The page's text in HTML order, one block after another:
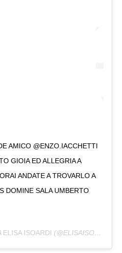
AMICO @ENZO.IACCHETTI
GIOIA ED ALLEGRIA A
ANDATE A TROVARLO A
DOMINE SALA UMBERTO
ELISA ISOARDI (@ELISAISOARDI) IN DATA: